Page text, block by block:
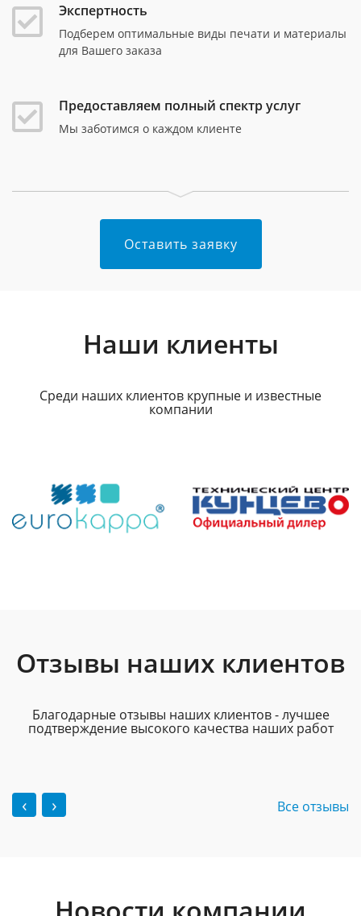
Экспертность
Подберем оптимальные виды печати и материалы
для Вашего заказа
Предоставляем полный спектр услуг
Мы заботимся о каждом клиенте
Оставить заявку
Наши клиенты
Среди наших клиентов крупные и известные
компании
Отзывы наших клиентов
Благодарные отзывы наших клиентов - лучшее
подтверждение высокого качества наших работ
‹ › Все отзывы